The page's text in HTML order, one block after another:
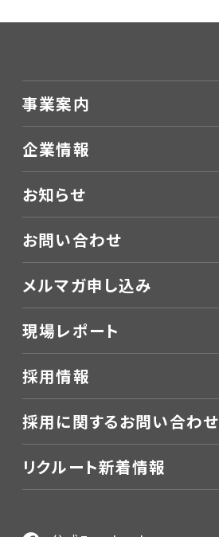
事業案内
企業情報
お知らせ
お問い合わせ
メルマガ申し込み
現場レポート
採用情報
採用に関するお問い合わせ
リクルート新着情報